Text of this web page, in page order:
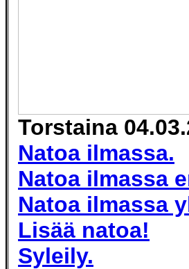
Torstaina
Natoa ilmassa.
Natoa ilmassa
Natoa ilmassa
Lisää natoa!
Syleily.